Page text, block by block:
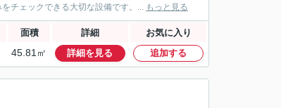
チェックできる大切な設備です。... もっと見る
面積 詳細 お気に入り
45.81㎡ 詳細を見る 追加する